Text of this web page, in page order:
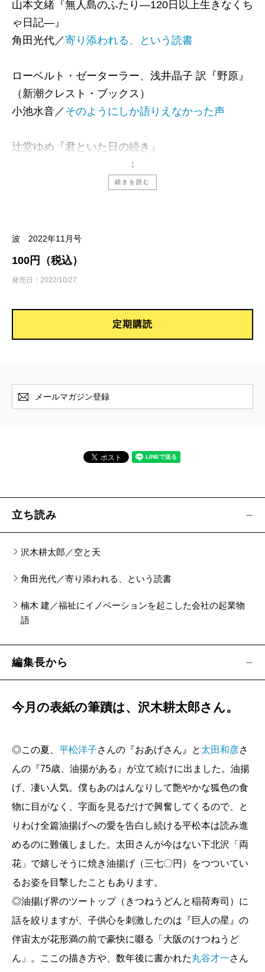
山本文緒『無人島のふたり―120日以上生きなくち
ゃ日記―』
角田光代／寄り添われる、という読書
ローベルト・ゼーターラー、浅井晶子 訳『野原』
（新潮クレスト・ブックス）
小池水音／ そのようにしか語りえなかった声
辻堂ゆめ『君といた日の続き』
読み返さずには、いられない。
中山功太／ 芸人じゃなければ100点満点
楠木 建／福祉にイノベーションを起こした会社の
スタートアップ投資は「文化」である
［対談］佐々木 譲×佐藤誠一郎／
書く前に知っておきたい二、三のこと。
【特別寄稿】
末盛千枝子／あのほほえみ――天に一人を増しぬ
バッキー井上／京都裏寺オーバー30 第四部
北村 薫／ブランデーから授業 前篇
鈴木啓吾／日本語と酒とちょっぴり珍味
井上ひさし『私家版 日本語文法』
開高 健、吉行淳之介『 対談 美酒について―人
はなぜ酒を語るか― 』
杉浦日向子『ごくらくちんみ』
【今月の新潮文庫】
望月諒子『殺人者』
宇田川拓也／冷徹にして、哀しく、凜々しき殺人
者
【コラム】
毒』（新潮新書）
続きを読む
波 2022年11月号
100円（税込）
発売日：2022/10/27
定期購読
メールマガジン登録
立ち読み
沢木耕太郎／空と天
角田光代／寄り添われる、という読書
楠木 建／福祉にイノベーションを起こした会社の起業物
語
編集長から
今月の表紙の筆蹟は、沢木耕太郎さん。
◎この夏、 平松洋子さんの『おあげさん』と 太田和彦さ
んの『75歳、油揚がある』が立て続けに出ました。油揚
げ、凄い人気。僕もあのはんなりして艶やかな狐色の食
物に目がなく、字面を見るだけで興奮してくるので、と
りわけ全篇油揚げへの愛を告白し続ける平松本は読み進
めるのに難儀しました。太田さんが今はない下北沢「両
花」で嬉しそうに焼き油揚げ（三七〇円）をつついてい
るお姿を目撃したこともあります。
◎油揚げ界のツートップ（きつねうどんと稲荷寿司）に
話を絞りますが、子供心を刺激したのは『巨人の星』の
伴宙太が花形満の前で豪快に啜る「大阪のけつねうど
ん」。ここの描き方や、数年後に書かれた丸谷才一さん